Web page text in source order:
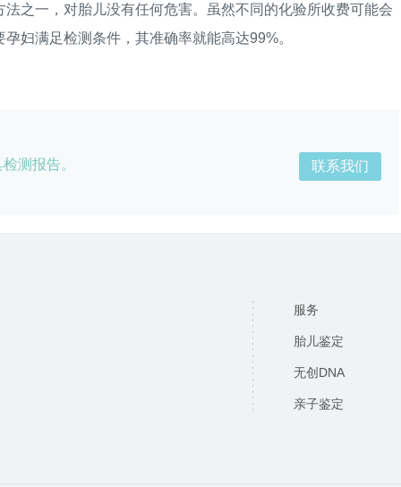
之一，对胎儿没有任何危害。虽然不同的化验所收费可能会
妇满足检测条件，其准确率就能高达99%。
测报告。 联系我们
服务
胎儿鉴定
无创DNA
亲子鉴定